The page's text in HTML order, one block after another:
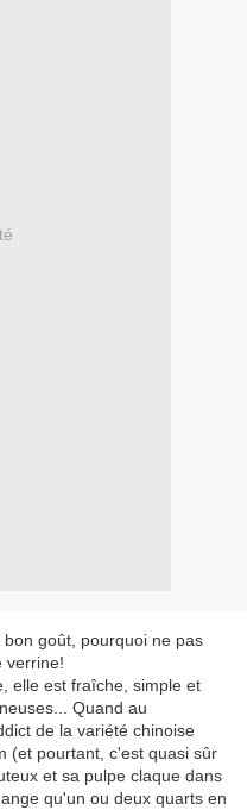
goût, pourquoi ne pas
verrine!
elle est fraîche, simple et
Quand au
de la variété chinoise
(et pourtant, c'est quasi sûr
et sa pulpe claque dans
qu'un ou deux quarts en